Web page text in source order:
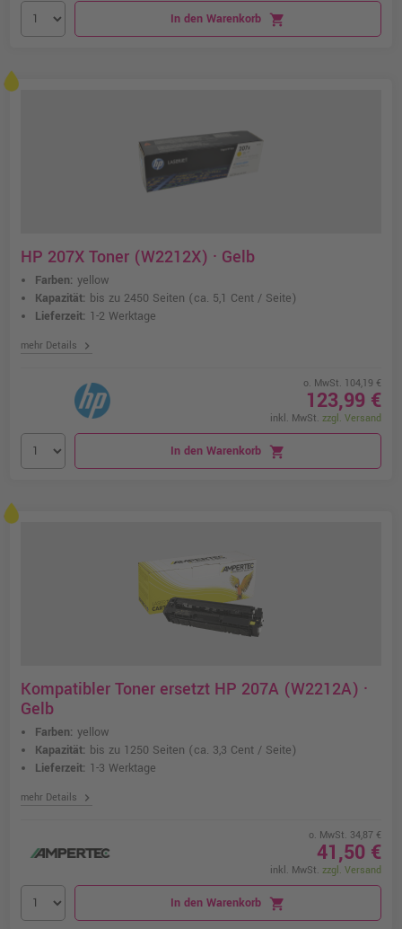
In den Warenkorb shopping_cart
HP 207X Toner (W2212X) · Gelb
Farben: yellow
Kapazität: bis zu 2450 Seiten (ca. 5,1 Cent / Seite)
Lieferzeit: 1-2 Werktage
mehr Details chevron_right
o. MwSt. 104,19 €
123,99 €
inkl. MwSt. zzgl. Versand
In den Warenkorb shopping_cart
Kompatibler Toner ersetzt HP 207A (W2212A) ·
Gelb
Farben: yellow
Kapazität: bis zu 1250 Seiten (ca. 3,3 Cent / Seite)
Lieferzeit: 1-3 Werktage
mehr Details chevron_right
o. MwSt. 34,87 €
41,50 €
inkl. MwSt. zzgl. Versand
In den Warenkorb shopping_cart